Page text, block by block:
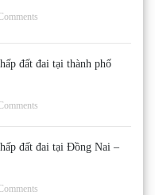
đất đai tại thành phố
đất đai tại Đồng Nai –